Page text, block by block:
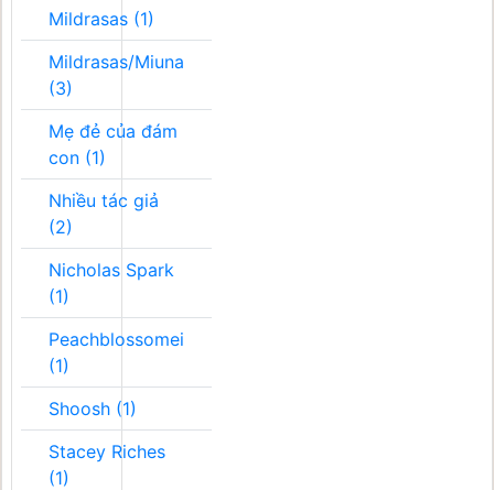
Mildrasas (1)
Mildrasas/Miuna
(3)
Mẹ đẻ của đám
con (1)
Nhiều tác giả
(2)
Nicholas Spark
(1)
Peachblossomei
(1)
Shoosh (1)
Stacey Riches
(1)